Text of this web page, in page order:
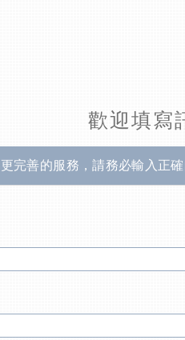
歡迎填寫
完善的服務，請務必輸入正